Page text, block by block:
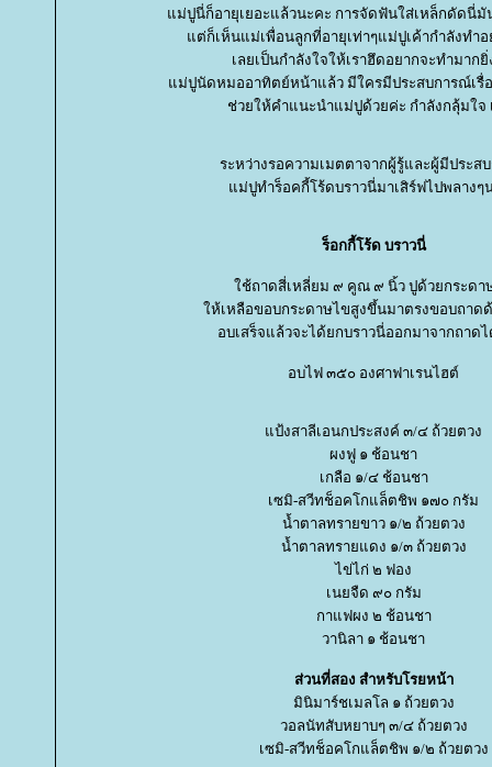
ม่ปูนี่ก็อายุเยอะแล้วนะคะ การจัดฟันใส่เหล็กดัดนี่
ต่ก็เห็นแม่เพื่อนลูกที่อายุเท่าๆแม่ปูเค้ากำลังทำ
เลยเป็นกำลังใจให้เราฮึดอยากจะทำมาก
ม่ปูนัดหมออาทิตย์หน้าแล้ว มีใครมีประสบการณ์เรื่
ช่วยให้คำแนะนำแม่ปูด้วยค่ะ กำลังกลุ้มใจ
ระหว่างรอความเมตตาจากผู้รู้และผู้มีประส
ม่ปูทำร็อคกี้โร้ดบราวนี่มาเสิร์ฟไปพลางๆ
ร็อกกี้โร้ด บราวนี่
ช้ถาดสี่เหลี่ยม ๙ คูณ ๙ นิ้ว ปูด้วยกระดา
ห้เหลือขอบกระดาษไขสูงขึ้นมาตรงขอบถาด
อบเสร็จแล้วจะได้ยกบราวนี่ออกมาจากถาดไ
อบไฟ ๓๕๐ องศาฟาเรนไฮต์
ป้งสาลีเอนกประสงค์ ๓/๔ ถ้วยตวง
ผงฟู ๑ ช้อนชา
เกลือ ๑/๔ ช้อนชา
เซมิ-สวีทช็อคโกแล็ตชิพ ๑๗๐ กรัม
น้ำตาลทรายขาว ๑/๒ ถ้วยตวง
น้ำตาลทรายแดง ๑/๓ ถ้วยตวง
ไข่ไก่ ๒ ฟอง
เนยจืด ๙๐ กรัม
กาแฟผง ๒ ช้อนชา
วานิลา ๑ ช้อนชา
ส่วนที่สอง สำหรับโรยหน้า
มินิมาร์ชเมลโล ๑ ถ้วยตวง
วอลนัทสับหยาบๆ ๓/๔ ถ้วยตวง
เซมิ-สวีทช็อคโกแล็ตชิพ ๑/๒ ถ้วยตวง